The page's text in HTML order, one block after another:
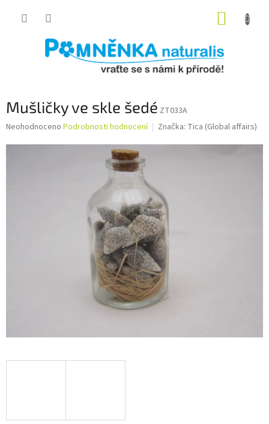
Mušličky ve skle šedé ZT033A
Průměrné
Neohodnoceno Podrobnosti hodnocení Značka: Tica (Global affairs)